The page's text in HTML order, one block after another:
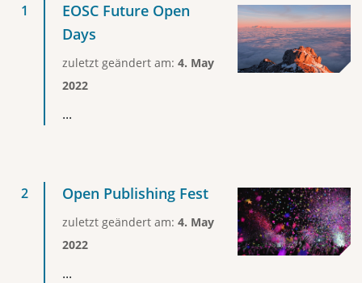
EOSC Future Open
Days
zuletzt geändert am: 4. May
2022
...
Open Publishing Fest
zuletzt geändert am: 4. May
2022
...